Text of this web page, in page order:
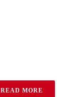
READ MORE